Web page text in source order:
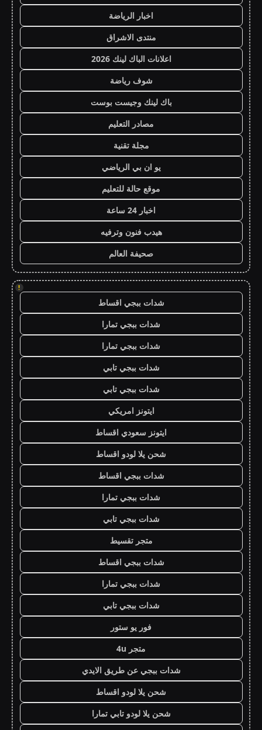
اخبار الرياضة
منتدى الاشراق
اعلانات الباك لينك 2026
شوف رياضة
باك لينك وجيست بوست
مصادر التعليم
مجلة تقنية
يو ان بي الرياضي
موقع حالة للتعليم
اخبار 24 ساعة
هيدب فنون وترفيه
صحيفة العالم
!
شدات ببجي اقساط
شدات ببجي تمارا
شدات ببجي تمارا
شدات ببجي تابي
شدات ببجي تابي
ايتونز امريكي
ايتونز سعودي اقساط
شحن يلا لودو اقساط
شدات ببجي اقساط
شدات ببجي تمارا
شدات ببجي تابي
متجر تقسيط
شدات ببجي اقساط
شدات ببجي تمارا
شدات ببجي تابي
فور يو ستور
متجر 4u
شدات ببجي عن طريق الايدي
شحن يلا لودو اقساط
شحن يلا لودو تابي تمارا